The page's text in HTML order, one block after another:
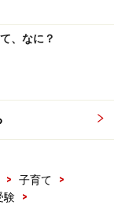
たのにね。何
いかせばいい
回このパター
それはそれで
教える
、なに？
> 子育て
>
験
>